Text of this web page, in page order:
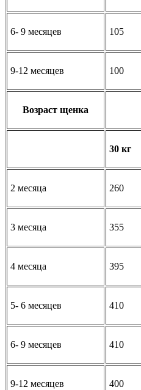
6- 9 месяцев 105
9-12 месяцев 100
Возраст щенка
30 кг
2 месяца 260
3 месяца 355
4 месяца 395
5- 6 месяцев 410
6- 9 месяцев 410
9-12 месяцев 400